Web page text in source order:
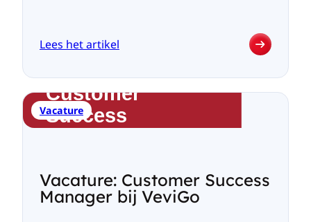
Lees het artikel
:
gewijzigd
per
1
juli
je
werknemers
voortaan
Vacature
Vacature: Customer Success
Manager bij VeviGo